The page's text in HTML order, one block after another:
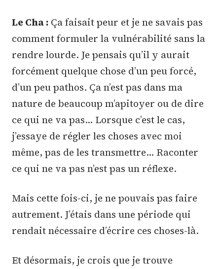
Le Cha : Ça faisait peur et je ne savais pas
comment formuler la vulnérabilité sans la
rendre lourde. Je pensais qu’il y aurait
forcément quelque chose d’un peu forcé,
d’un peu pathos. Ça n’est pas dans ma
nature de beaucoup m’apitoyer ou de dire
ce qui ne va pas… Lorsque c’est le cas,
j’essaye de régler les choses avec moi
même, pas de les transmettre… Raconter
ce qui ne va pas n’est pas un réflexe.
Mais cette fois-ci, je ne pouvais pas faire
autrement. J’étais dans une période qui
rendait nécessaire d’écrire ces choses-là.
Et désormais, je crois que je trouve